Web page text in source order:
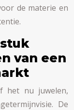
de materie en
van een
het nu juwelen,
De